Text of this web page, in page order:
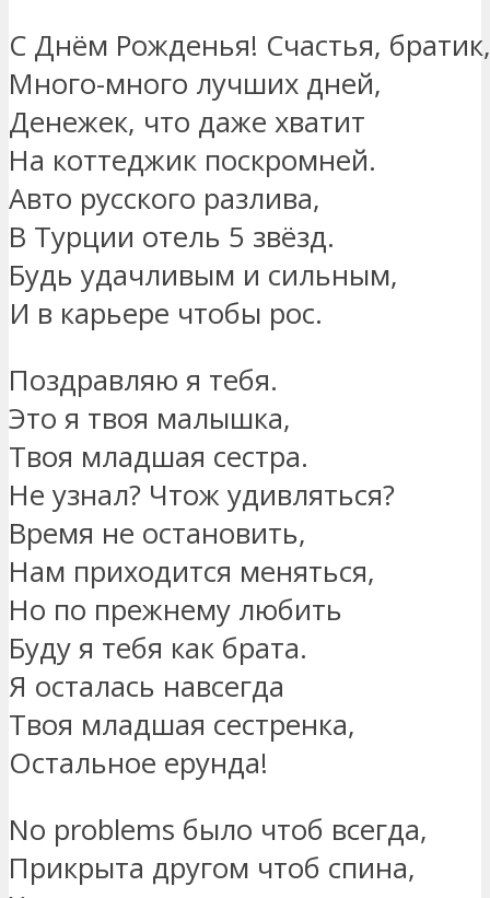
С Днём Рожденья! Счастья, братик,
Много-много лучших дней,
Денежек, что даже хватит
На коттеджик поскромней.
Авто русского разлива,
В Турции отель 5 звёзд.
Будь удачливым и сильным,
И в карьере чтобы рос.
Поздравляю я тебя.
Это я твоя малышка,
Твоя младшая сестра.
Не узнал? Чтож удивляться?
Время не остановить,
Нам приходится меняться,
Но по прежнему любить
Буду я тебя как брата.
Я осталась навсегда
Твоя младшая сестренка,
Остальное ерунда!
No problems было чтоб всегда,
Прикрыта другом чтоб спина,